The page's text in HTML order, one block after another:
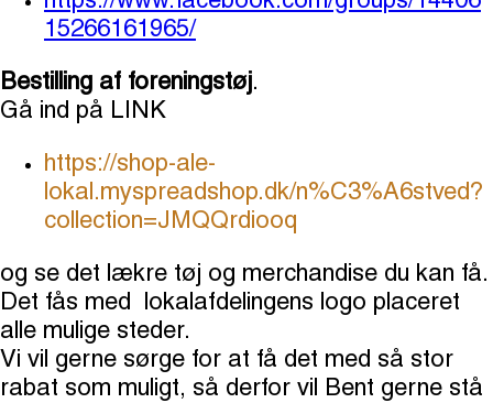
15266161965/
Bestilling af foreningstøj.
Gå ind på LINK
https://shop-ale-
lokal.myspreadshop.dk/n%C3%A6stved?
collection=JMQQrdiooq
og se det lækre tøj og merchandise du kan få.
Det fås med lokalafdelingens logo placeret
alle mulige steder.
Vi vil gerne sørge for at få det med så stor
rabat som muligt, så derfor vil Bent gerne stå